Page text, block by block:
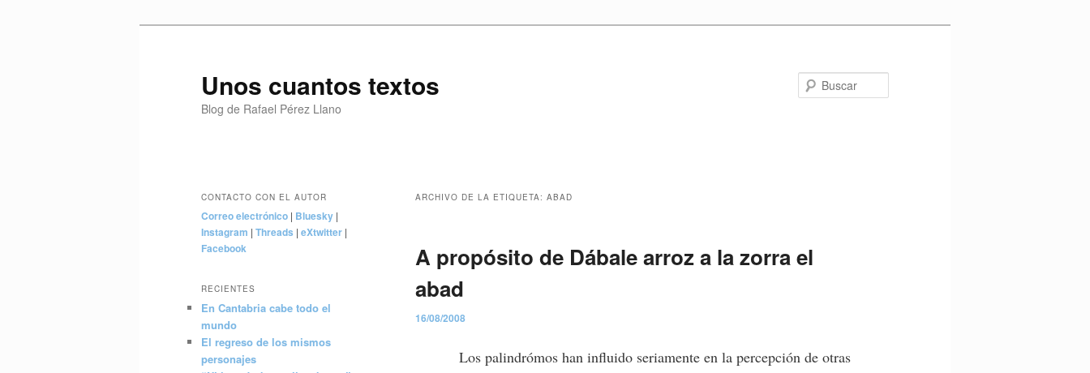
Unos cuantos textos
Blog de Rafael Pérez Llano
ARCHIVO DE LA ETIQUETA: ABAD
A propósito de Dábale arroz a la zorra el
abad
16/08/2008
Los palindrómos han influido seriamente en la percepción de otras
CONTACTO CON EL AUTOR
Correo electrónico | Bluesky |
Instagram | Threads | eXtwitter |
Facebook
RECIENTES
En Cantabria cabe todo el
mundo
El regreso de los mismos
personajes